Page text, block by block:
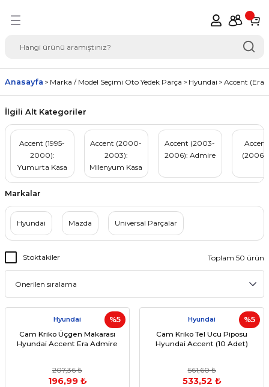
Seçimi Oto Yedek
Anasayfa Marka / Model Seçimi Oto Yedek Parça Hyundai Accent (Era
İlgili Alt Kategoriler
Accent (1995-
2000):
Yumurta Kasa
Accent (2000-
2003):
Milenyum Kasa
Accent (2003-
2006): Admire
(2006-
Markalar
Hyundai Mazda Universal Parçalar
Stoktakiler Toplam 50 ürün
%5
Hyundai
Cam Kriko Üçgen Makarası
Hyundai Accent Era Admire
207,36 ₺
196,99 ₺
%5
Hyundai
Cam Kriko Tel Ucu Piposu
Hyundai Accent (10 Adet)
561,60 ₺
533,52 ₺